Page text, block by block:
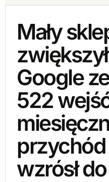
Mały
Google
522
przychód
wzrósł do